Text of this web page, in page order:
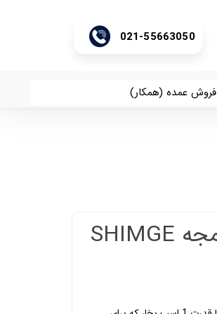
021-55663050
فروش عمده (همکار)
پمپ یک اسب بشقابی شیمجه SHIMGE